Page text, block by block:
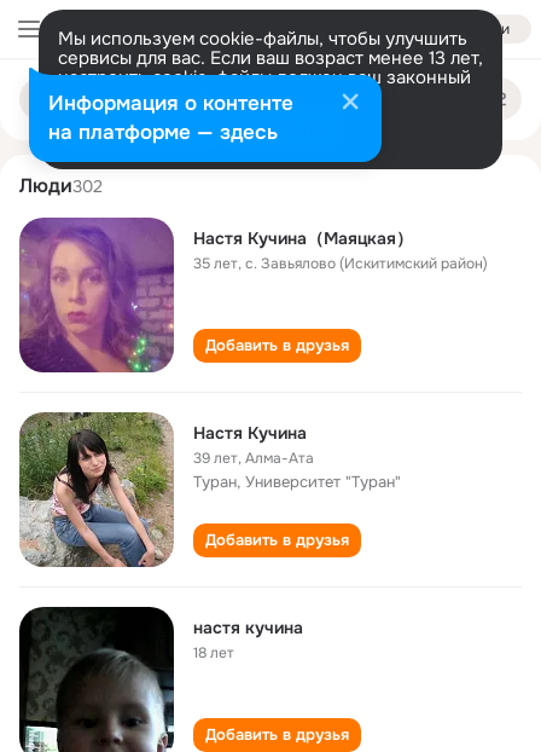
Войти
Мы используем cookie-файлы, чтобы улучшить
сервисы для вас. Если ваш возраст менее 13 лет,
настроить cookie-файлы должен ваш законный
представитель. Больше информации
Разрешить все Настроить
Поиск
людям
nastya kuchina
Люди302
Настя Кучина（Маяцкая）
35 лет,с. Завьялово (Искитимский район)
Добавить в друзья
Настя Кучина
39 лет,Алма-Ата
Туран, Университет "Туран"
Добавить в друзья
настя кучина
18 лет
Добавить в друзья
Информация о контенте
на платформе — здесь